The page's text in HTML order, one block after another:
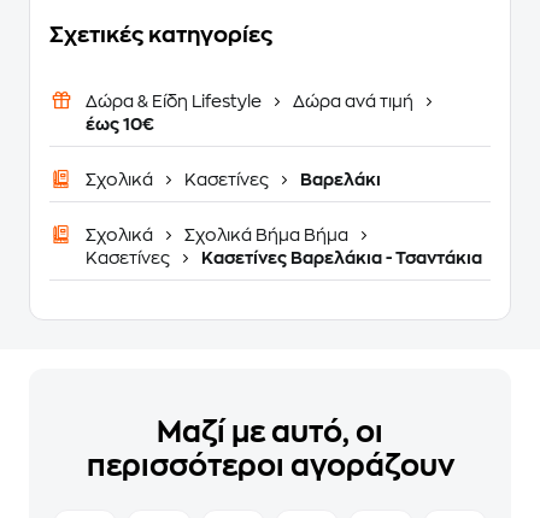
Σχετικές κατηγορίες
Δώρα & Είδη Lifestyle
Δώρα ανά τιμή
έως 10€
Σχολικά Κασετίνες Βαρελάκι
Σχολικά
Σχολικά Βήμα Βήμα
Κασετίνες
Κασετίνες Βαρελάκια - Τσαντάκια
Μαζί με αυτό, οι
περισσότεροι αγοράζουν